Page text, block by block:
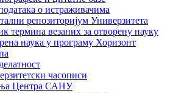
о истраживачима
репозиторијум Универзитета
термина везаних за отворену науку
наука у програму Хоризонт
часописи
Центра САНУ